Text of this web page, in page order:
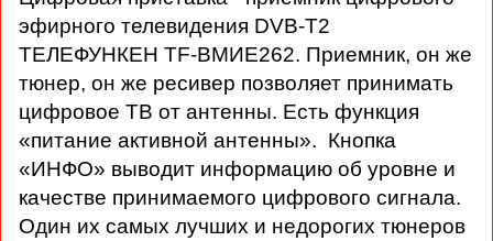
эфирного телевидения DVB-T2
ТЕЛЕФУНКЕН TF-ВМИЕ262. Приемник, он же
тюнер, он же ресивер позволяет принимать
цифровое ТВ от антенны. Есть функция
«питание активной антенны». Кнопка
«ИНФО» выводит информацию об уровне и
качестве принимаемого цифрового сигнала.
Один их самых лучших и недорогих тюнеров